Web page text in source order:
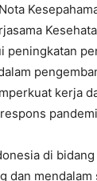
peningkatan
kerja
di
dan